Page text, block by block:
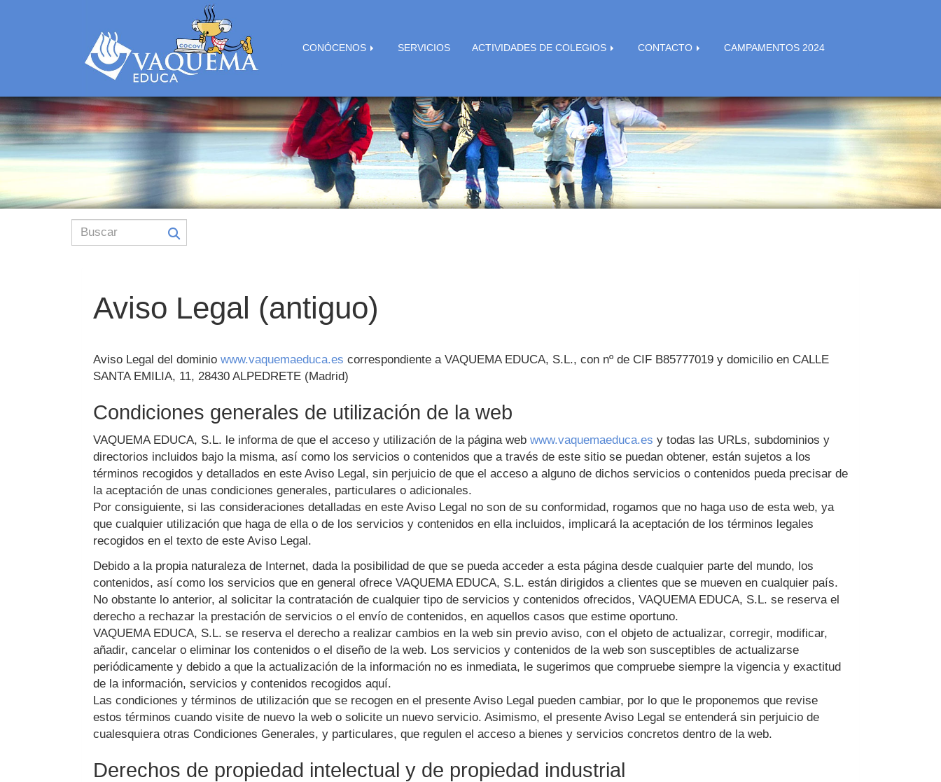
CONÓCENOS SERVICIOS ACTIVIDADES DE COLEGIOS CONTACTO CAMPAMENTOS 2024
Aviso Legal (antiguo)
Aviso Legal del dominio www.vaquemaeduca.es correspondiente a VAQUEMA EDUCA, S.L., con nº de CIF B85777019 y domicilio en CALLE
SANTA EMILIA, 11, 28430 ALPEDRETE (Madrid)
Condiciones generales de utilización de la web
VAQUEMA EDUCA, S.L. le informa de que el acceso y utilización de la página web www.vaquemaeduca.es y todas las URLs, subdominios y
directorios incluidos bajo la misma, así como los servicios o contenidos que a través de este sitio se puedan obtener, están sujetos a los
términos recogidos y detallados en este Aviso Legal, sin perjuicio de que el acceso a alguno de dichos servicios o contenidos pueda precisar de
la aceptación de unas condiciones generales, particulares o adicionales.
Por consiguiente, si las consideraciones detalladas en este Aviso Legal no son de su conformidad, rogamos que no haga uso de esta web, ya
que cualquier utilización que haga de ella o de los servicios y contenidos en ella incluidos, implicará la aceptación de los términos legales
recogidos en el texto de este Aviso Legal.
Debido a la propia naturaleza de Internet, dada la posibilidad de que se pueda acceder a esta página desde cualquier parte del mundo, los
contenidos, así como los servicios que en general ofrece VAQUEMA EDUCA, S.L. están dirigidos a clientes que se mueven en cualquier país.
No obstante lo anterior, al solicitar la contratación de cualquier tipo de servicios y contenidos ofrecidos, VAQUEMA EDUCA, S.L. se reserva el
derecho a rechazar la prestación de servicios o el envío de contenidos, en aquellos casos que estime oportuno.
VAQUEMA EDUCA, S.L. se reserva el derecho a realizar cambios en la web sin previo aviso, con el objeto de actualizar, corregir, modificar,
añadir, cancelar o eliminar los contenidos o el diseño de la web. Los servicios y contenidos de la web son susceptibles de actualizarse
periódicamente y debido a que la actualización de la información no es inmediata, le sugerimos que compruebe siempre la vigencia y exactitud
de la información, servicios y contenidos recogidos aquí.
Las condiciones y términos de utilización que se recogen en el presente Aviso Legal pueden cambiar, por lo que le proponemos que revise
estos términos cuando visite de nuevo la web o solicite un nuevo servicio. Asimismo, el presente Aviso Legal se entenderá sin perjuicio de
cualesquiera otras Condiciones Generales, y particulares, que regulen el acceso a bienes y servicios concretos dentro de la web.
Derechos de propiedad intelectual y de propiedad industrial